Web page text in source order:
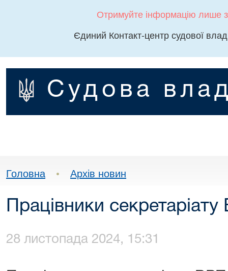
Отримуйте інформацію лише
Єдиний Контакт-центр судової
Судова
Головна • Архів новин
Працівники
28 листопада 2024, 15:31